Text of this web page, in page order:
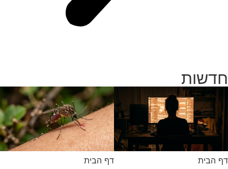
חדשות
דף הבית דף הבית